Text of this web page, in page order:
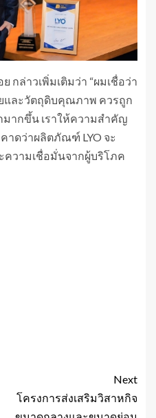
กล่าวเพิ่มเติมว่า “ผมเชื่อว่า
ละวัตถุดิบคุณภาพ ควรถูก
มากขึ้น เราให้ความสำคัญ
าดว่าผลิตภัณฑ์ LYO จะ
ความเชื่อมั่นจากผู้บริโภค
Next
โครงการส่งเสริมวิสาหกิจ